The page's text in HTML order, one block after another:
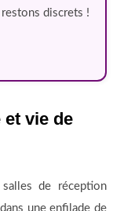
discrets !
et vie de
de réception
une enfilade de